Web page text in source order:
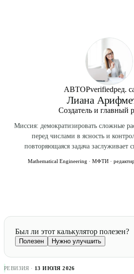
время в среднем. Здесь —
оптимизация с целочисленными или
переменными — в сущности другие
программирование — P.
программирование (ILP, в т.ч.
АВТОРverifiedред.
Лиана
Создатель и главный
Миссия: демократизировать сложные
перед числами в ясность и
повторяющаяся задача заслуживает
Mathematical Engineering · МФТИ ·
Был ли этот калькулятор полезен?
Полезен Нужно улучшить
РЕВИЗИЯ · 13 ИЮЛЯ 2026